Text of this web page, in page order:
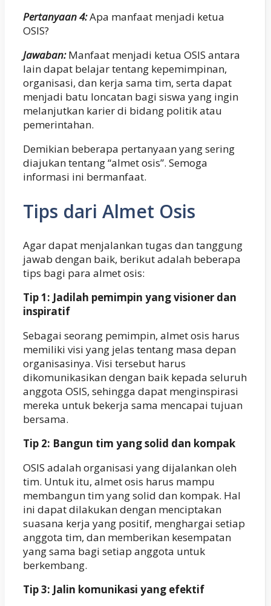
Pertanyaan 4:Apa manfaat menjadi ketua
OSIS?
Jawaban:Manfaat menjadi ketua OSIS antara
lain dapat belajar tentang kepemimpinan,
organisasi, dan kerja sama tim, serta dapat
menjadi batu loncatan bagi siswa yang ingin
melanjutkan karier di bidang politik atau
pemerintahan.
Demikian beberapa pertanyaan yang sering
diajukan tentang “almet osis”. Semoga
informasi ini bermanfaat.
Tips dari Almet Osis
Agar dapat menjalankan tugas dan tanggung
jawab dengan baik, berikut adalah beberapa
tips bagi para almet osis:
Tip 1: Jadilah pemimpin yang visioner dan
inspiratif
Sebagai seorang pemimpin, almet osis harus
memiliki visi yang jelas tentang masa depan
organisasinya. Visi tersebut harus
dikomunikasikan dengan baik kepada seluruh
anggota OSIS, sehingga dapat menginspirasi
mereka untuk bekerja sama mencapai tujuan
bersama.
Tip 2: Bangun tim yang solid dan kompak
OSIS adalah organisasi yang dijalankan oleh
tim. Untuk itu, almet osis harus mampu
membangun tim yang solid dan kompak. Hal
ini dapat dilakukan dengan menciptakan
suasana kerja yang positif, menghargai setiap
anggota tim, dan memberikan kesempatan
yang sama bagi setiap anggota untuk
berkembang.
Tip 3: Jalin komunikasi yang efektif